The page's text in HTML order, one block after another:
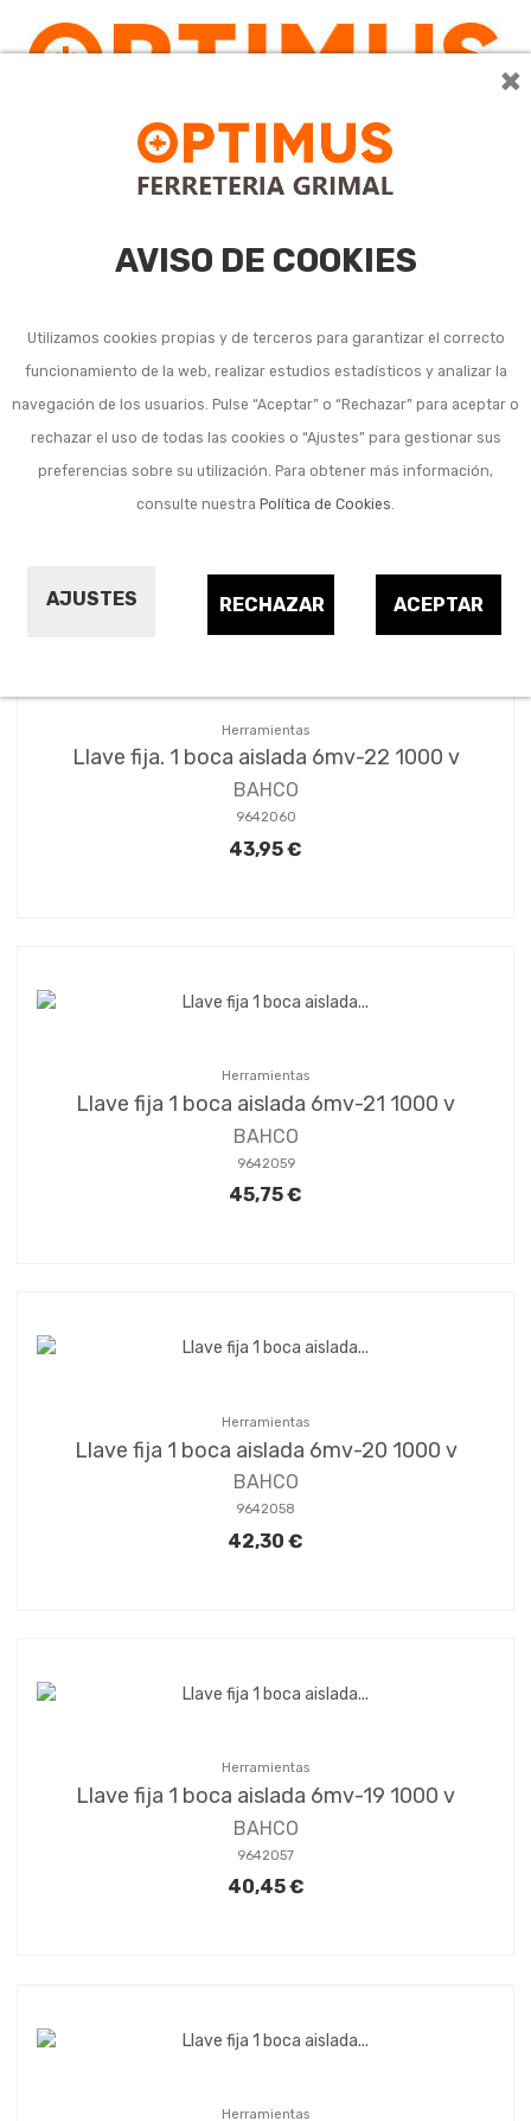
×
AVISO DE COOKIES
Utilizamos cookies propias y de terceros para garantizar el correcto
funcionamiento de la web, realizar estudios estadísticos y analizar la
navegación de los usuarios. Pulse “Aceptar” o “Rechazar” para aceptar o
rechazar el uso de todas las cookies o “Ajustes” para gestionar sus
preferencias sobre su utilización. Para obtener más información,
consulte nuestra Política de Cookies.
AJUSTES ACEPTAR
RECHAZAR
Llaves fijas
Herramientas
Llave fija. 1 boca aislada 6mv-22 1000 v
BAHCO
9642060
43,95 €
Herramientas
Llave fija 1 boca aislada 6mv-21 1000 v
BAHCO
9642059
45,75 €
Herramientas
Llave fija 1 boca aislada 6mv-20 1000 v
BAHCO
9642058
42,30 €
Herramientas
Llave fija 1 boca aislada 6mv-19 1000 v
BAHCO
9642057
40,45 €
Herramientas